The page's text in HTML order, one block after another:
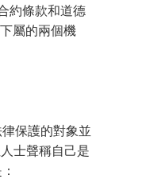
約條款和道德
屬的兩個機
保護的對象並
士聲稱自己是